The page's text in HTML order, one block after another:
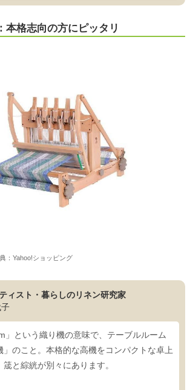
本格志向の方にピッタリ
：Yahoo!ショッピング
ィスト・暮らしのリネン研究家
」という織り機の意味で、テーブルルーム
」のこと。本格的な高機をコンパクトな卓上
と綜絖が別々にあります。